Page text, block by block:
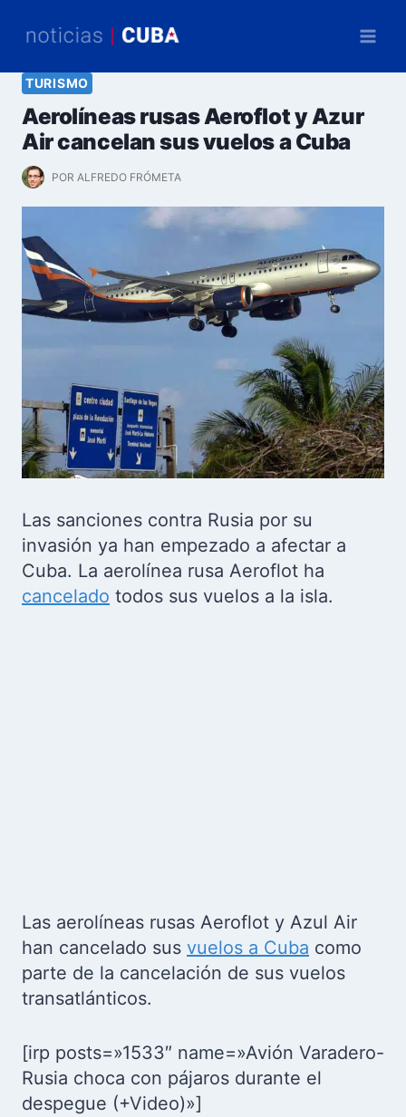
TURISMO
Aerolíneas rusas Aeroflot y Azur
Air cancelan sus vuelos a Cuba
POR ALFREDO FRÓMETA
Las sanciones contra Rusia por su
invasión ya han empezado a afectar a
Cuba. La aerolínea rusa Aeroflot ha
cancelado todos sus vuelos a la isla.
Las aerolíneas rusas Aeroflot y Azul Air
han cancelado sus vuelos a Cuba como
parte de la cancelación de sus vuelos
transatlánticos.
[irp posts=»1533″ name=»Avión Varadero-
Rusia choca con pájaros durante el
despegue (+Video)»]